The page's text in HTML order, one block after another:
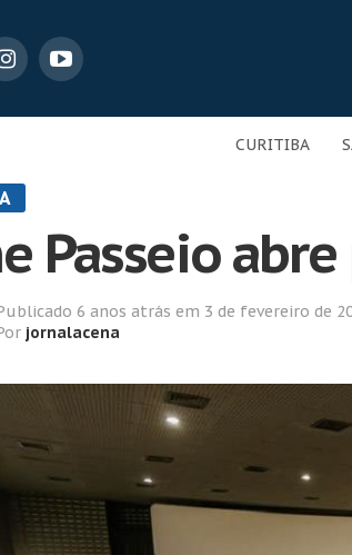
CURITIBA
Passeio
6 anos atrás em 3 de fevereiro de
jornalacena